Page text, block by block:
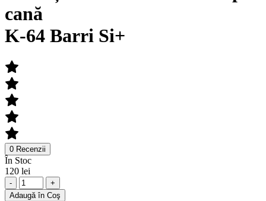
cană
K-64 Barri Si+
0 Recenzii
În Stoc
120 lei
-
+
Adaugă în Coş